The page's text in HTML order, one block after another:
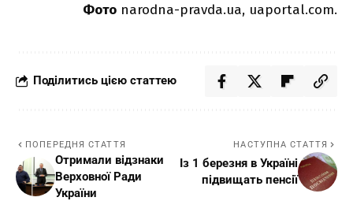
Фото narodna-pravda.ua, uaportal.com.
Поділитись цією статтею
ПОПЕРЕДНЯ СТАТТЯ
Отримали відзнаки
Верховної Ради
України
НАСТУПНА СТАТТЯ
Із 1 березня в Україні
підвищать пенсії